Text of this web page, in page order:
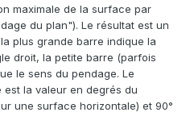
maximale de la surface par
du plan"). Le résultat est un
plus grande barre indique la
droit, la petite barre (parfois
le sens du pendage. Le
la valeur en degrés du
une surface horizontale) et 90°